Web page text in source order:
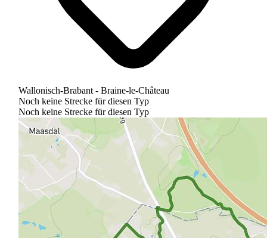
Wallonisch-Brabant - Braine-le-Château
Noch keine Strecke für diesen Typ
Noch keine Strecke für diesen Typ